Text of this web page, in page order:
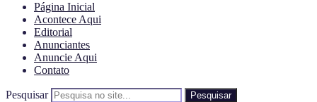
Página Inicial
Acontece Aqui
Editorial
Anunciantes
Anuncie Aqui
Contato
Pesquisar Pesquisar